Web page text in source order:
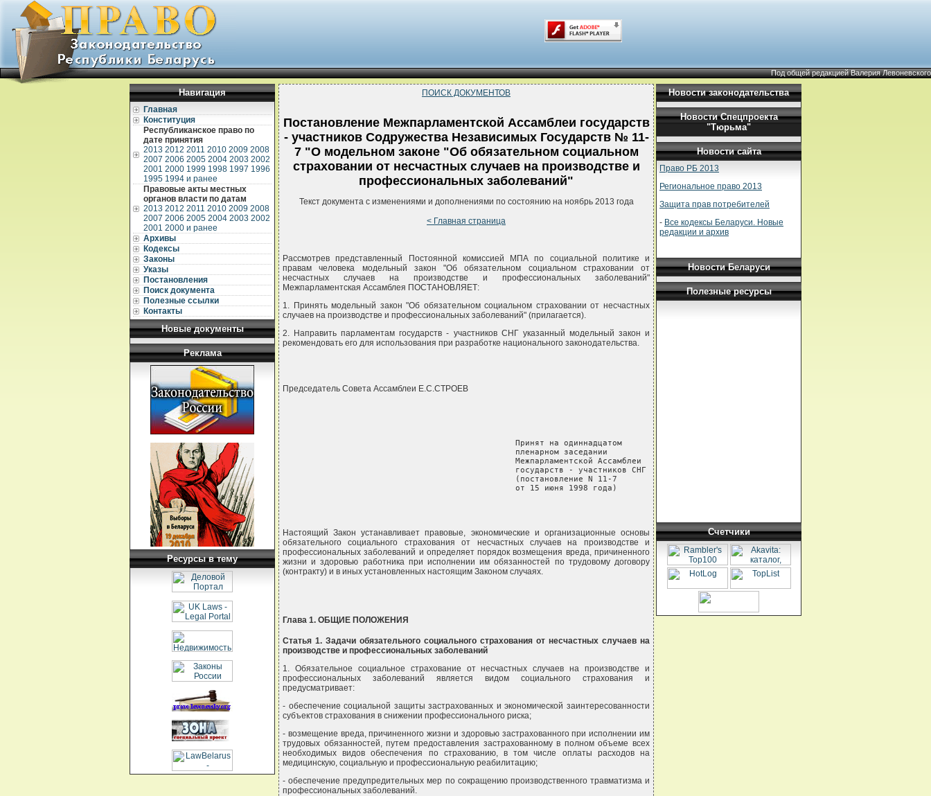
Под общей редакцией Валерия Левоневского
Навигация
Главная
Конституция
Республиканское право по
дате принятия
2013 2012 2011 2010 2009 2008
2007 2006 2005 2004 2003 2002
2001 2000 1999 1998 1997 1996
1995 1994 и ранее
Правовые акты местных
органов власти по датам
2013 2012 2011 2010 2009 2008
2007 2006 2005 2004 2003 2002
2001 2000 и ранее
Архивы
Кодексы
Законы
Указы
Постановления
Поиск документа
Полезные ссылки
Контакты
Новые документы
Реклама
Ресурсы в тему
ПОИСК ДОКУМЕНТОВ
Постановление Межпарламентской Ассамблеи государств
- участников Содружества Независимых Государств № 11-
7 "О модельном законе "Об обязательном социальном
страховании от несчастных случаев на производстве и
профессиональных заболеваний"
Текст документа с изменениями и дополнениями по состоянию на ноябрь 2013 года
< Главная страница
Рассмотрев представленный Постоянной комиссией МПА по социальной политике и
правам человека модельный закон "Об обязательном социальном страховании от
несчастных случаев на производстве и профессиональных заболеваний"
Межпарламентская Ассамблея ПОСТАНОВЛЯЕТ:
1. Принять модельный закон "Об обязательном социальном страховании от несчастных
случаев на производстве и профессиональных заболеваний" (прилагается).
2. Направить парламентам государств - участников СНГ указанный модельный закон и
рекомендовать его для использования при разработке национального законодательства.
Председатель Совета Ассамблеи Е.С.СТРОЕВ
                                                Принят на одиннадцатом
                                                пленарном заседании
                                                Межпарламентской Ассамблеи
                                                государств - участников СНГ
                                                (постановление N 11-7
                                                от 15 июня 1998 года)
Настоящий Закон устанавливает правовые, экономические и организационные основы
обязательного социального страхования от несчастных случаев на производстве и
профессиональных заболеваний и определяет порядок возмещения вреда, причиненного
жизни и здоровью работника при исполнении им обязанностей по трудовому договору
(контракту) и в иных установленных настоящим Законом случаях.
Глава 1. ОБЩИЕ ПОЛОЖЕНИЯ
Статья 1. Задачи обязательного социального страхования от несчастных случаев на
производстве и профессиональных заболеваний
1. Обязательное социальное страхование от несчастных случаев на производстве и
профессиональных заболеваний является видом социального страхования и
предусматривает:
- обеспечение социальной защиты застрахованных и экономической заинтересованности
субъектов страхования в снижении профессионального риска;
- возмещение вреда, причиненного жизни и здоровью застрахованного при исполнении им
трудовых обязанностей, путем предоставления застрахованному в полном объеме всех
необходимых видов обеспечения по страхованию, в том числе оплаты расходов на
медицинскую, социальную и профессиональную реабилитацию;
- обеспечение предупредительных мер по сокращению производственного травматизма и
профессиональных заболеваний.
Новости законодательства
Новости Спецпроекта
"Тюрьма"
Новости сайта
Право РБ 2013
Региональное право 2013
Защита прав потребителей
- Все кодексы Беларуси. Новые
редакции и архив
Новости Беларуси
Полезные ресурсы
Счетчики